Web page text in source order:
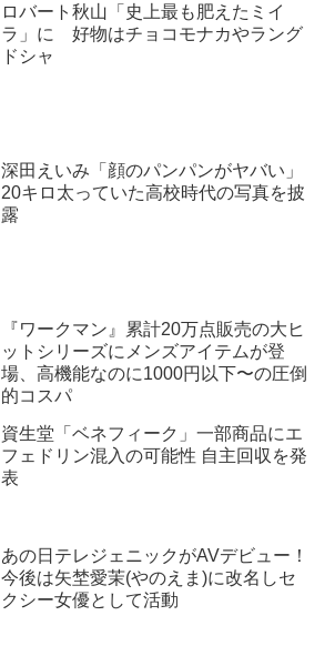
ロバート秋山「史上最も肥えたミイ
ラ」に 好物はチョコモナカやラング
ドシャ
深田えいみ「顔のパンパンがヤバい」
20キロ太っていた高校時代の写真を披
露
『ワークマン』累計20万点販売の大ヒ
ットシリーズにメンズアイテムが登
場、高機能なのに1000円以下〜の圧倒
的コスパ
資生堂「ベネフィーク」一部商品にエ
フェドリン混入の可能性 自主回収を発
表
あの日テレジェニックがAVデビュー！
今後は矢埜愛茉(やのえま)に改名しセ
クシー女優として活動